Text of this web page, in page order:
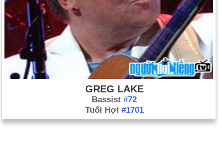
GREG LAKE
Bassist #72
Tuổi Hợi #1701